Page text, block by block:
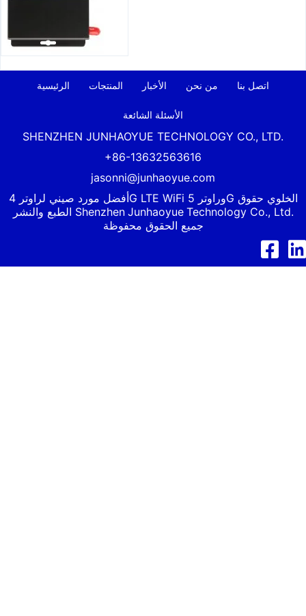
الرئيسية المنتجات الأخبار من نحن اتصل بنا
الأسئلة الشائعة
SHENZHEN JUNHAOYUE TECHNOLOGY CO., LTD.
+86-13632563616
jasonni@junhaoyue.com
أفضل مورد صيني لراوتر 4G LTE WiFi وراوتر 5G الخلوي حقوق
الطبع والنشر Shenzhen Junhaoyue Technology Co., Ltd.
جميع الحقوق محفوظة
فيسبوكإن